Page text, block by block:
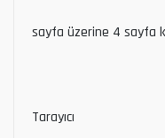
sayfa üzerine 4 sayfa
Tarayıcı